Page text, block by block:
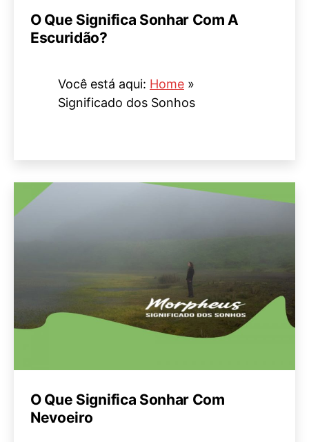
O Que Significa Sonhar Com A
Escuridão?
Você está aqui: Home »
Significado dos Sonhos
O Que Significa Sonhar Com
Nevoeiro